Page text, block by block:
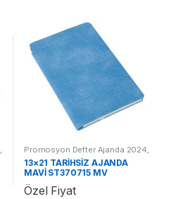
, Promosyon Defter Ajanda 2024,
Promosyon 2024 Ajandalar
13×21 TARİHSİZ AJANDA
MAVİ ST370715 MV
Özel Fiyat